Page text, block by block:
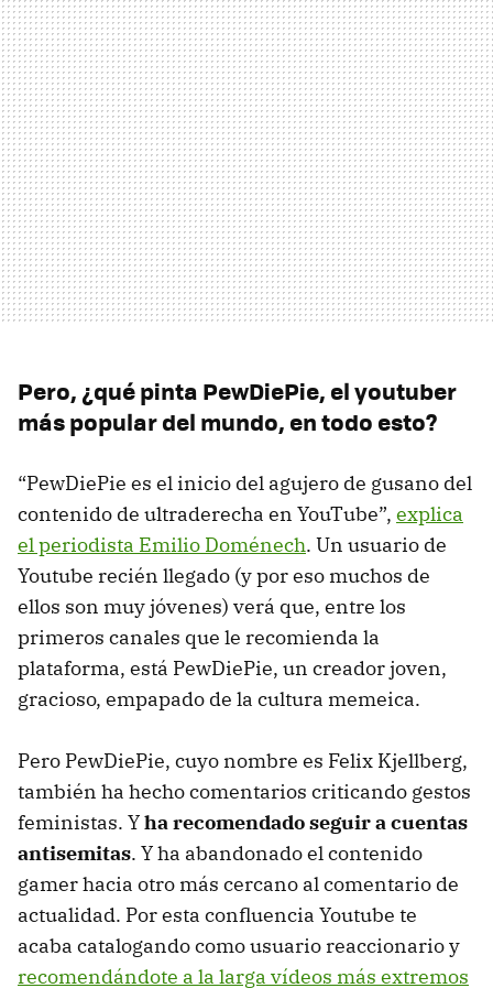
Pero, ¿qué pinta PewDiePie, el youtuber
más popular del mundo, en todo esto?
“PewDiePie es el inicio del agujero de gusano del
contenido de ultraderecha en YouTube”, explica
el periodista Emilio Doménech. Un usuario de
Youtube recién llegado (y por eso muchos de
ellos son muy jóvenes) verá que, entre los
primeros canales que le recomienda la
plataforma, está PewDiePie, un creador joven,
gracioso, empapado de la cultura memeica.
Pero PewDiePie, cuyo nombre es Felix Kjellberg,
también ha hecho comentarios criticando gestos
feministas. Yha recomendado seguir a cuentas
antisemitas. Y ha abandonado el contenido
gamer hacia otro más cercano al comentario de
actualidad. Por esta confluencia Youtube te
acaba catalogando como usuario reaccionario y
recomendándote a la larga vídeos más extremos